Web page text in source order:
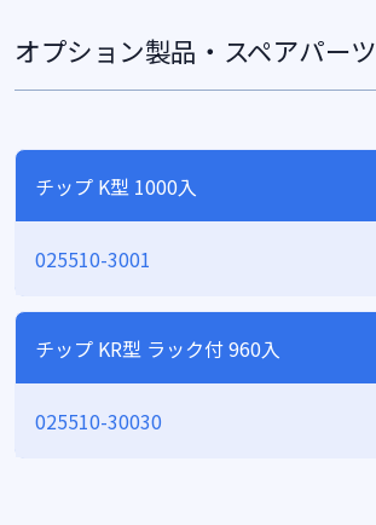
オプション製品・スペアパーツ
チップ K型 1000入
025510-3001
チップ KR型 ラック付 960入
025510-30030